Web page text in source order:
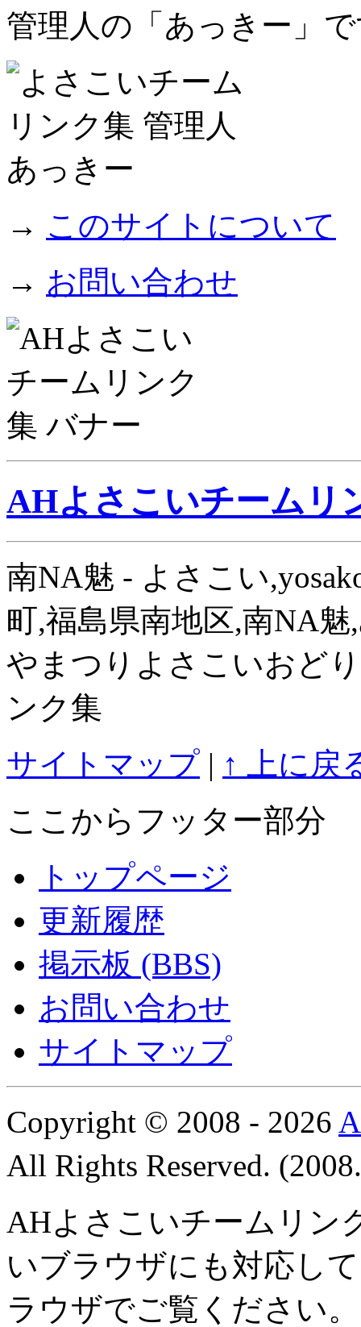
管理人の「あっきー」
→ このサイトについて
→ お問い合わせ
AHよさこいチームリ
南NA魅 - よさこい
町,福島県南地区,南NA
やまつりよさこいおど
ンク集
サイトマップ | ↑ 上に戻
ここからフッター部分
トップページ
更新履歴
掲示板 (BBS)
お問い合わせ
サイトマップ
Copyright © 2008 - 2026
All Rights Reserved.
AHよさこいチームリン
いブラウザにも対応し
ラウザでご覧ください。